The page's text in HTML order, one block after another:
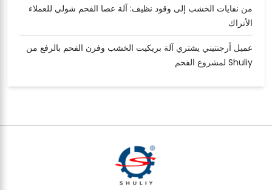
من نفايات الخشب إلى وقود نظيف: آلة عصا الفحم شولي للعملاء
الأتراك
عميل أرجنتيني يشتري آلة بريكيت الخشب وفرن الفحم بالرفع من
Shuliy لمشروع الفحم